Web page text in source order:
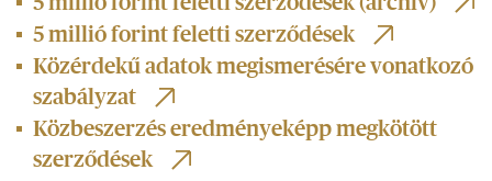
5 millió forint feletti szerződések
Közérdekű adatok megismerésére vonatkozó
szabályzat
Közbeszerzés eredményeképp megkötött
szerződések